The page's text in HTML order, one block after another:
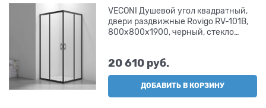
VECONI Душевой угол квадратный,
двери раздвижные Rovigo RV-101B,
800x800x1900, черный, стекло
20 610 руб.
ДОБАВИТЬ В КОРЗИНУ